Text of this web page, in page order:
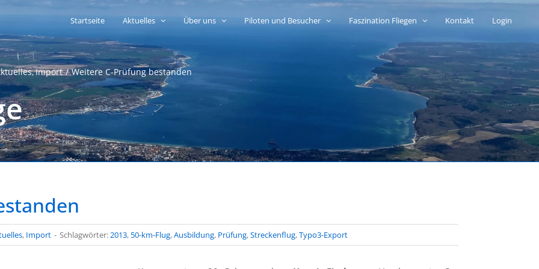
Startseite Aktuelles Über uns Piloten und Besucher Faszination Fliegen Kontakt Login
Import Weitere C-Prüfung bestanden
, Import - Schlagwörter: 2013, 50-km-Flug,Ausbildung, Prüfung,Streckenflug,Typo3-Export